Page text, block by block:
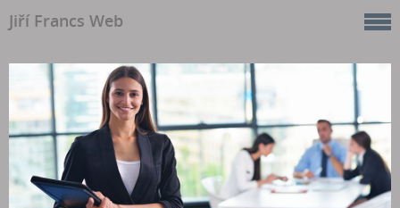
Jiří Francs Web